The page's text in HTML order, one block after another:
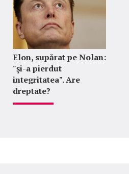
Elon, supărat pe Nolan:
"şi-a pierdut
integritatea". Are
dreptate?